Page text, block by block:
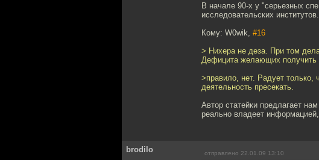
В начале 90-х у "серьезных
исследовательских
Кому: W0wik, #16
> Нихера не деза. При том
Дефицита желающих получить
>правило, нет. Радует только,
деятельность пресекать.
Автор статейки предлагает
реально владеет
brodilo отправлено 22.01.09 13:10